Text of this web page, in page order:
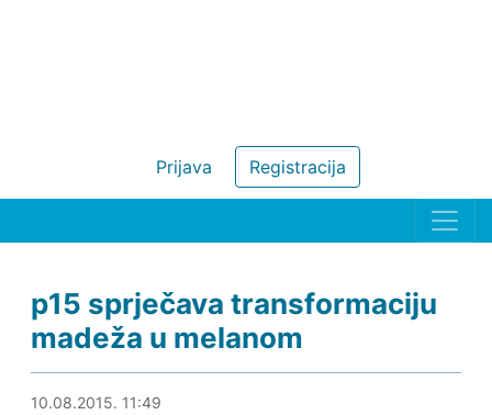
Registracija
Prijava
p15 sprječava transformaciju
madeža u melanom
10.08.2015. 12:21
10.08.2015. 11:49